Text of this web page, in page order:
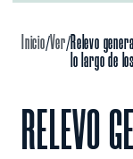
Inicio/Ver/Relevo
lo largo de
RELEVO